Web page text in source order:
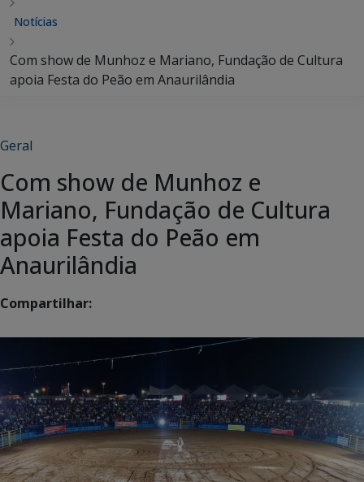
Notícias
Com show de Munhoz e Mariano, Fundação de Cultura
apoia Festa do Peão em Anaurilândia
Geral
Com show de Munhoz e
Mariano, Fundação de Cultura
apoia Festa do Peão em
Anaurilândia
Compartilhar: